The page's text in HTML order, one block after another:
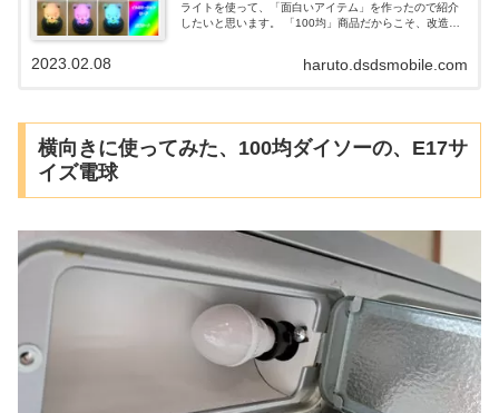
ライトを使って、「面白いアイテム」を作ったので紹介
したいと思います。 「100均」商品だからこそ、改造が
haruto.dsdsmobile.com
2023.02.08
横向きに使ってみた、100均ダイソーの、E17サ
イズ電球